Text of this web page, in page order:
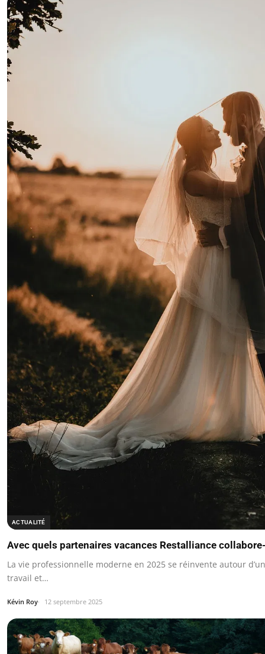
ACTUALITÉ
Avec quels partenaires vacances Restalliance
La vie professionnelle moderne en 2025 se réinvente autour
travail et…
Kévin Roy 12 septembre 2025